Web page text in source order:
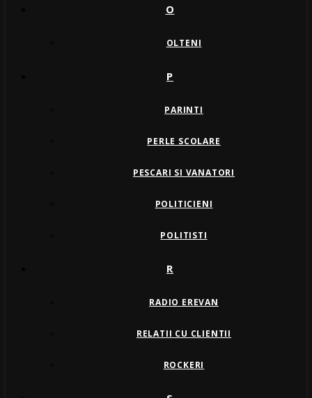
O
OLTENI
P
PARINTI
PERLE SCOLARE
PESCARI SI VANATORI
POLITICIENI
POLITISTI
R
RADIO EREVAN
RELATII CU CLIENTII
ROCKERI